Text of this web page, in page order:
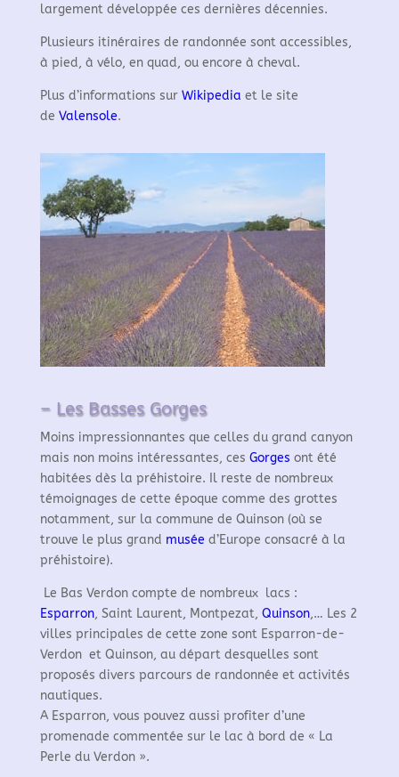
largement développée ces dernières décennies.
Plusieurs itinéraires de randonnée sont accessibles,
à pied, à vélo, en quad, ou encore à cheval.
Plus d’informations sur Wikipedia et le site
de Valensole.
– Les Basses Gorges
Moins impressionnantes que celles du grand canyon
mais non moins intéressantes, ces Gorges ont été
habitées dès la préhistoire. Il reste de nombreux
témoignages de cette époque comme des grottes
notamment, sur la commune de Quinson (où se
trouve le plus grand musée d’Europe consacré à la
préhistoire).
Le Bas Verdon compte de nombreux lacs :
Esparron, Saint Laurent, Montpezat, Quinson,… Les 2
villes principales de cette zone sont Esparron-de-
Verdon et Quinson, au départ desquelles sont
proposés divers parcours de randonnée et activités
nautiques.
A Esparron, vous pouvez aussi profiter d’une
promenade commentée sur le lac à bord de « La
Perle du Verdon ».